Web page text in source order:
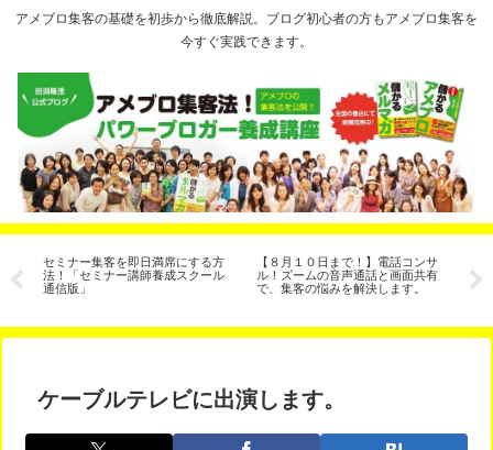
アメブロ集客の基礎を初歩から徹底解説。ブログ初心者の方もアメブロ集客を
今すぐ実践できます。
セミナー集客を即日満席にする方
法！「セミナー講師養成スクール
通信版」
【８月１０日まで！】電話コンサ
ル！ズームの音声通話と画面共有
で、集客の悩みを解決します。
ケーブルテレビに出演します。